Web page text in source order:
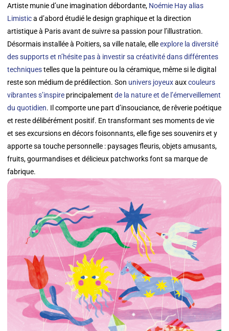
Artiste munie d’une imagination débordante, Noémie Hay alias
Limistica d’abord étudié le design graphique et la direction
artistique à Paris avant de suivre sa passion pour l’illustration.
Désormais installée à Poitiers, sa ville natale, elleexplore la diversité
des supports et n’hésite pas à investir sa créativité dans différentes
techniquestelles que la peinture ou la céramique, même si le digital
reste son médium de prédilection. Son univers joyeuxauxcouleurs
vibrantes s’inspire principalementde la nature et de l’émerveillement
du quotidien. Il comporte une part d’insouciance, de rêverie poétique
et reste délibérément positif. En transformant ses moments de vie
et ses excursions en décors foisonnants, elle fige ses souvenirs et y
apporte sa touche personnelle : paysages fleuris, objets amusants,
fruits, gourmandises et délicieux patchworks font sa marque de
fabrique.